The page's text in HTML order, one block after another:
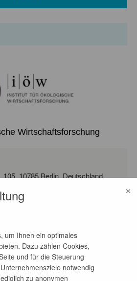
Wirtschaftsforschung
Potsdamer Str. 105, 10785 Berlin, Deutschland
×
um Ihnen ein optimales
Dazu zählen Cookies,
und für die Steuerung
notwendig
zu anonymen